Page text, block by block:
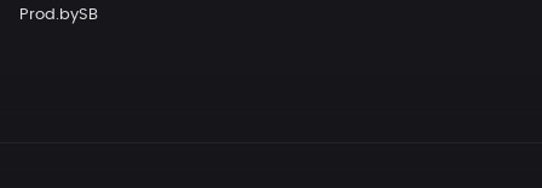
Prod.bySB